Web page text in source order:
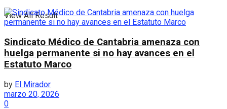
View All Result
Sindicato Médico de Cantabria amenaza con
huelga permanente si no hay avances en el
Estatuto Marco
by El Mirador
marzo 20, 2026
0